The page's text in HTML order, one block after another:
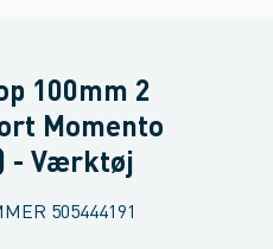
100mm 2
Momento
- Værktøj
505444191